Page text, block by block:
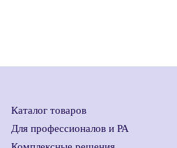
Каталог товаров
Для профессионалов и РА